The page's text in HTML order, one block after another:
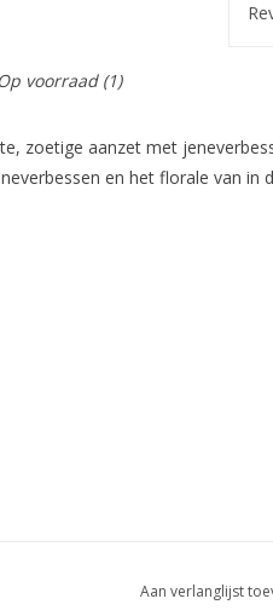
Op voorraad(1)
zoetige aanzet met
en het florale van in
Aan verlanglijst